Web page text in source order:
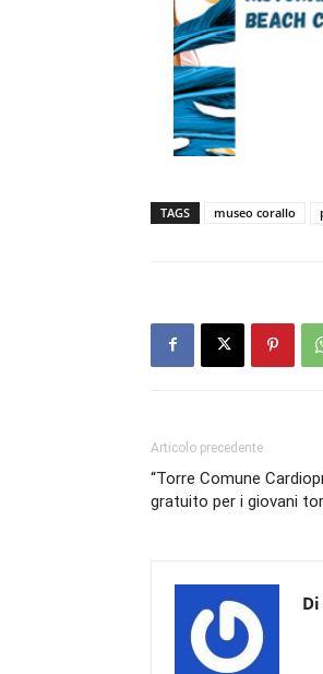
TAGS museo corallo
Articolo precedente
“Torre Comune
gratuito per i giovani